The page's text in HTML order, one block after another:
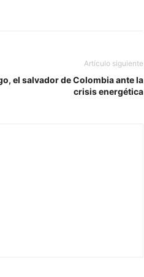
Artículo siguiente
el salvador de Colombia ante la
crisis energética